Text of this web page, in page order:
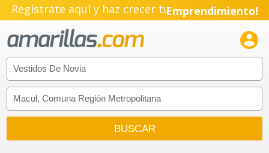
Regístrate aquí y haz crecer tuEmprendimiento!
